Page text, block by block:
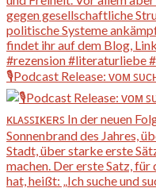
🎙️Podcast Release: ᴠᴏᴍ